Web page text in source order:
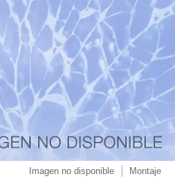
Imagen no disponible Montaje